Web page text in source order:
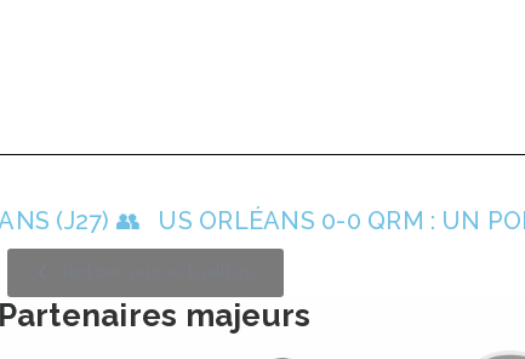
(J27) 👥 US ORLÉANS 0-0 QRM : UN
Partenaires majeurs